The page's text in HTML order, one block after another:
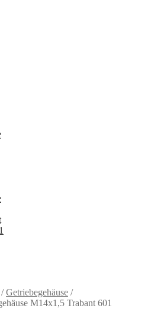
/Getriebegehäuse /
M14x1,5 Trabant 601